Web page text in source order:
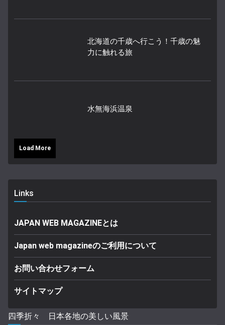
北海道の千歳へ行こう！千歳の魅
力に触れる旅
水無海浜温泉
Load More
Links
JAPAN WEB MAGAZINEとは
Japan web magazineのご利用について
お問い合わせフォーム
サイトマップ
四季折々 日本各地の美しい風景